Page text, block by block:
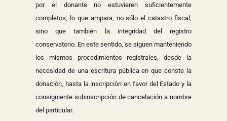
por el donante no estuvieren suficientemente
completos, lo que ampara, no sólo el catastro fiscal,
sino que también la integridad del registro
conservatorio. En este sentido, se siguen manteniendo
los mismos procedimientos registrales, desde la
necesidad de una escritura pública en que conste la
donación, hasta la inscripción en favor del Estado y la
consiguiente subinscripción de cancelación a nombre
del particular.